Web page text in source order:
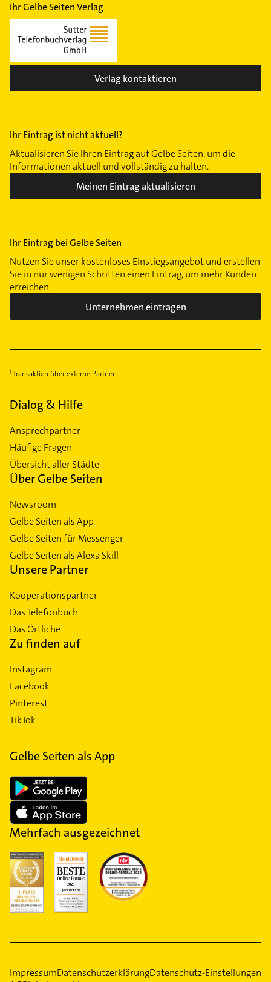
Ihr Gelbe Seiten Verlag
Verlag kontaktieren
Ihr Eintrag ist nicht aktuell?
Aktualisieren Sie Ihren Eintrag auf Gelbe Seiten, um die
Informationen aktuell und vollständig zu halten.
Meinen Eintrag aktualisieren
Ihr Eintrag bei Gelbe Seiten
Nutzen Sie unser kostenloses Einstiegsangebot und erstellen
Sie in nur wenigen Schritten einen Eintrag, um mehr Kunden
erreichen.
Unternehmen eintragen
Transaktion über externe Partner
Dialog & Hilfe
Ansprechpartner
Häufige Fragen
Übersicht aller Städte
Über Gelbe Seiten
Newsroom
Gelbe Seiten als App
Gelbe Seiten für Messenger
Gelbe Seiten als Alexa Skill
Unsere Partner
Kooperationspartner
Das Telefonbuch
Das Örtliche
Zu finden auf
Instagram
Facebook
Pinterest
TikTok
Gelbe Seiten als App
Mehrfach ausgezeichnet
ImpressumDatenschutzerklärungDatenschutz-Einstellungen